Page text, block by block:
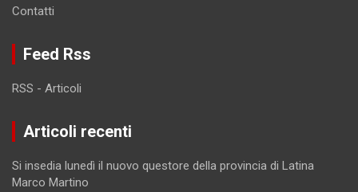
Contatti
Feed Rss
RSS - Articoli
Articoli recenti
Si insedia lunedì il nuovo questore della provincia di Latina
Marco Martino